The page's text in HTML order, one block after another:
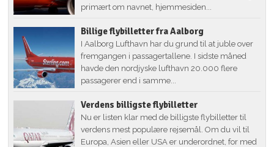
primært om navnet, hjemmesiden...
Billige flybilletter fra Aalborg
I Aalborg Lufthavn har du grund til at juble over
fremgangen i passagertallene. I sidste måned
havde den nordjyske lufthavn 20.000 flere
passagerer end i samme...
Verdens billigste flybilletter
Nu er listen klar med de billigste flybilletter til
verdens mest populære rejsemål. Om du vil til
Europa, Asien eller USA er underordnet, for med